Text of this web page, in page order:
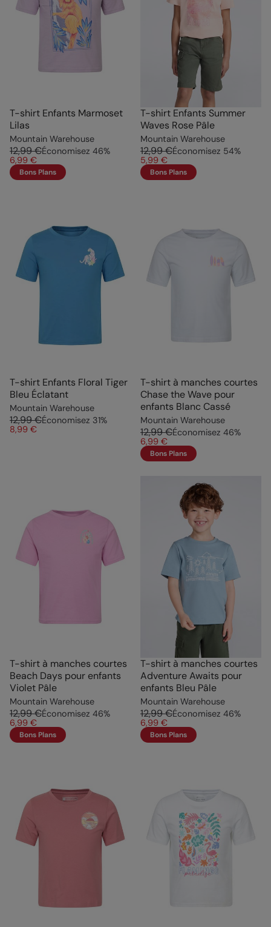
T-shirt Enfants Marmoset
Lilas
Mountain Warehouse
12,99 €Économisez 46%
6,99 €
Bons Plans
T-shirt Enfants Summer
Waves Rose Pâle
Mountain Warehouse
12,99 €Économisez 54%
5,99 €
Bons Plans
T-shirt Enfants Floral Tiger
Bleu Éclatant
Mountain Warehouse
12,99 €Économisez 31%
8,99 €
T-shirt à manches courtes
Chase the Wave pour
enfants Blanc Cassé
Mountain Warehouse
12,99 €Économisez 46%
6,99 €
Bons Plans
T-shirt à manches courtes
Beach Days pour enfants
Violet Pâle
Mountain Warehouse
12,99 €Économisez 46%
6,99 €
Bons Plans
T-shirt à manches courtes
Adventure Awaits pour
enfants Bleu Pâle
Mountain Warehouse
12,99 €Économisez 46%
6,99 €
Bons Plans